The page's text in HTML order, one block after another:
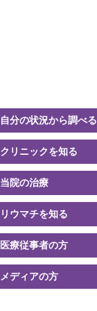
自分の状況から調べる
クリニックを知る
当院の治療
リウマチを知る
医療従事者の方
メディアの方